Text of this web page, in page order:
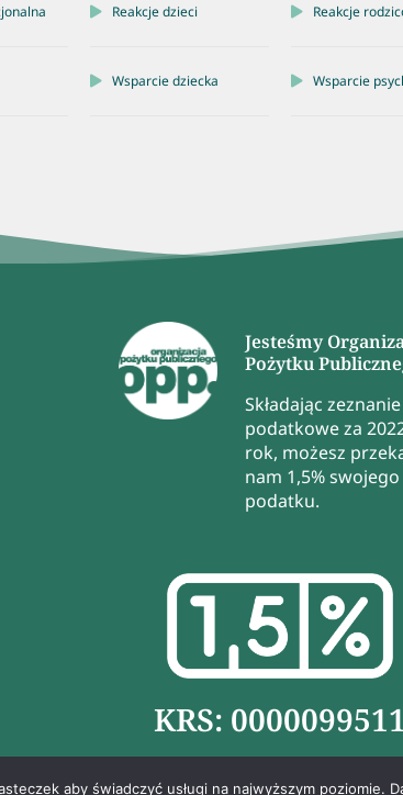
Reakcje dzieci Reakcje
Wsparcie dziecka Wsparcie
Jesteśmy
Pożytku
Składając zeznanie
podatkowe za
rok, możesz
nam 1,5% swojego
podatku.
KRS: 0000099511
aby świadczyć usługi na najwyższym poziomie.